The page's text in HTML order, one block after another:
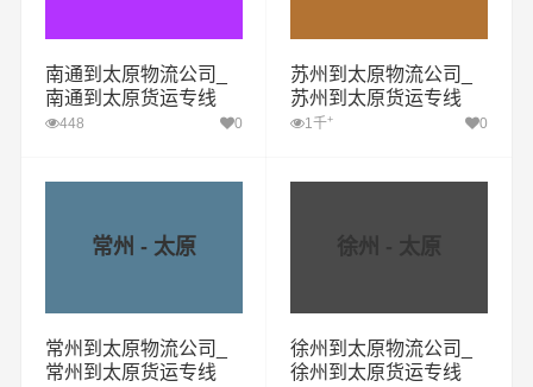
南通到太原物流公司_
南通到太原货运专线
448 0
苏州到太原物流公司_
苏州到太原货运专线
1千+ 0
常州 - 太原
常州到太原物流公司_
常州到太原货运专线
徐州 - 太原
徐州到太原物流公司_
徐州到太原货运专线